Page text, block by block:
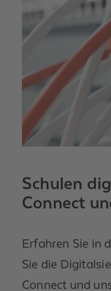
Schulen
Connect
Erfahren Sie in
Sie die
Connect und